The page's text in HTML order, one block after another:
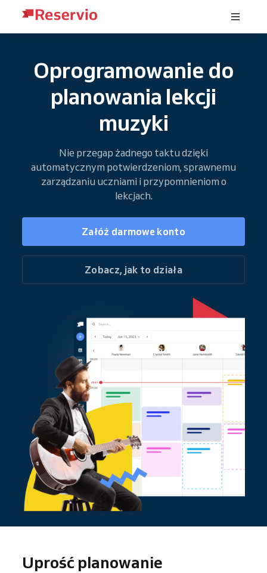
Oprogramowanie do
planowania lekcji
muzyki
Nie przegap żadnego taktu dzięki
automatycznym potwierdzeniom, sprawnemu
zarządzaniu uczniami i przypomnieniom o
lekcjach.
Załóż darmowe konto
Zobacz, jak to działa
Uprość planowanie